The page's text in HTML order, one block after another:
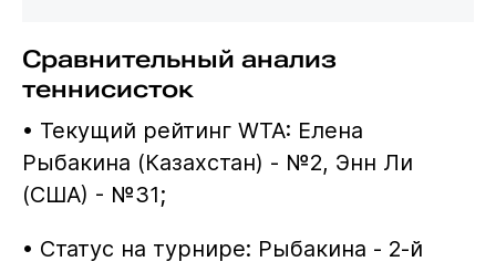
Сравнительный анализ
теннисисток
• Текущий рейтинг WTA: Елена
Рыбакина (Казахстан) - №2, Энн Ли
(США) - №31;
• Статус на турнире: Рыбакина - 2-й